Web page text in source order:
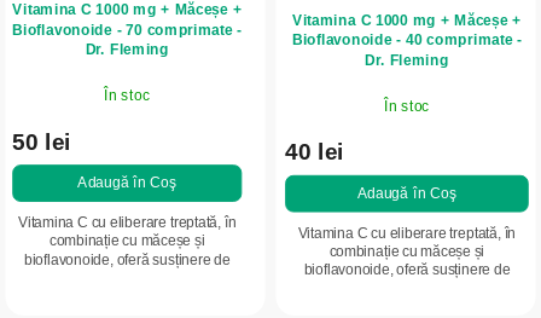
Vitamina C 1000 mg + Măceșe +
Bioflavonoide - 70 comprimate -
Dr. Fleming
În stoc
50 lei
Adaugă în Coş
Vitamina C cu eliberare treptată, în
combinație cu măceșe și
bioflavonoide, oferă susținere de
Vitamina C 1000 mg + Măceșe +
Bioflavonoide - 40 comprimate -
Dr. Fleming
În stoc
40 lei
Adaugă în Coş
Vitamina C cu eliberare treptată, în
combinație cu măceșe și
bioflavonoide, oferă susținere de